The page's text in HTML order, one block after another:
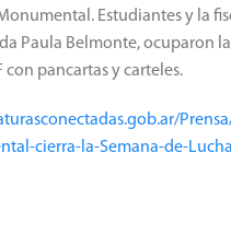
Estudiantes y la
Paula Belmonte, ocuparon
con pancartas y carteles.
cierra-la-Semana-de-